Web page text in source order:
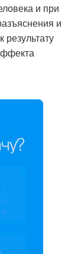
и при
и
результату